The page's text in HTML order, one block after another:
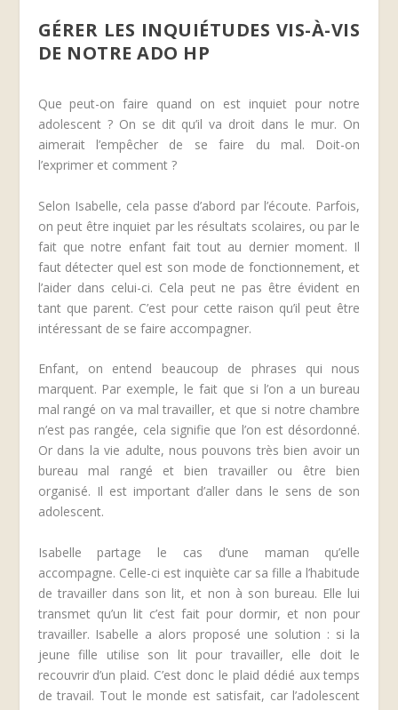
GÉRER LES INQUIÉTUDES VIS-À-VIS
DE NOTRE ADO HP
Que peut-on faire quand on est inquiet pour notre
adolescent ? On se dit qu’il va droit dans le mur. On
aimerait l’empêcher de se faire du mal. Doit-on
l’exprimer et comment ?
Selon Isabelle, cela passe d’abord par l’écoute. Parfois,
on peut être inquiet par les résultats scolaires, ou par le
fait que notre enfant fait tout au dernier moment. Il
faut détecter quel est son mode de fonctionnement, et
l’aider dans celui-ci. Cela peut ne pas être évident en
tant que parent. C’est pour cette raison qu’il peut être
intéressant de se faire accompagner.
Enfant, on entend beaucoup de phrases qui nous
marquent. Par exemple, le fait que si l’on a un bureau
mal rangé on va mal travailler, et que si notre chambre
n’est pas rangée, cela signifie que l’on est désordonné.
Or dans la vie adulte, nous pouvons très bien avoir un
bureau mal rangé et bien travailler ou être bien
organisé. Il est important d’aller dans le sens de son
adolescent.
Isabelle partage le cas d’une maman qu’elle
accompagne. Celle-ci est inquiète car sa fille a l’habitude
de travailler dans son lit, et non à son bureau. Elle lui
transmet qu’un lit c’est fait pour dormir, et non pour
travailler. Isabelle a alors proposé une solution : si la
jeune fille utilise son lit pour travailler, elle doit le
recouvrir d’un plaid. C’est donc le plaid dédié aux temps
de travail. Tout le monde est satisfait, car l’adolescent